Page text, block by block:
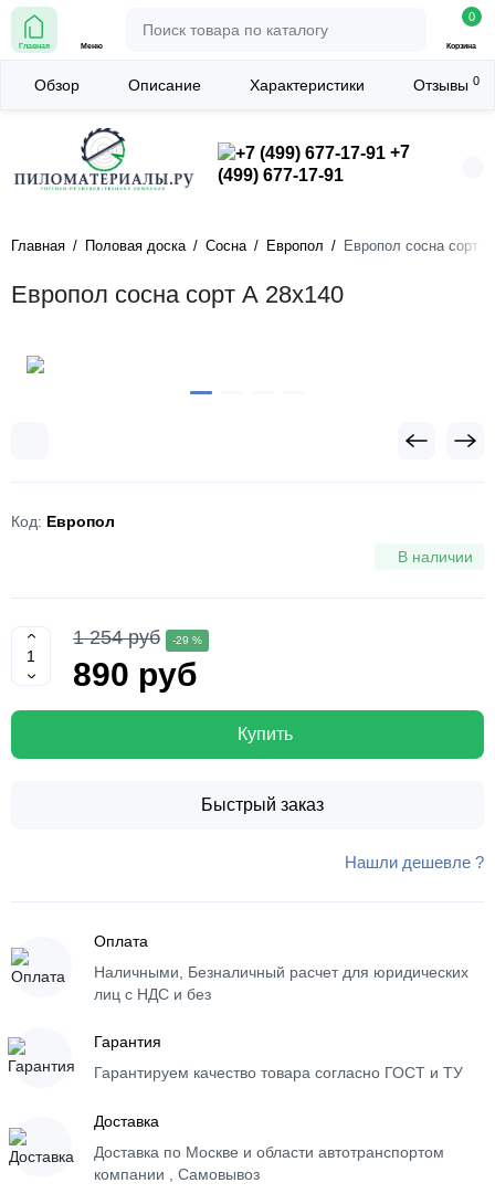
+7
(499) 677-17-91
Главная Меню
0
Корзина
Главная Половая доска Сосна Европол Европол сосна сорт
Европол сосна сорт А 28х140
Обзор Описание Характеристики Отзывы 0
Код: Европол
В наличии
1 254 руб -29 %
890 руб
Купить
Быстрый заказ
Нашли дешевле ?
Оплата
Наличными, Безналичный расчет для юридических
лиц с НДС и без
Гарантия
Гарантируем качество товара согласно ГОСТ и ТУ
Доставка
Доставка по Москве и области автотранспортом
компании , Самовывоз